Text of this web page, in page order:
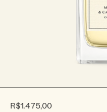
R$1.475,00